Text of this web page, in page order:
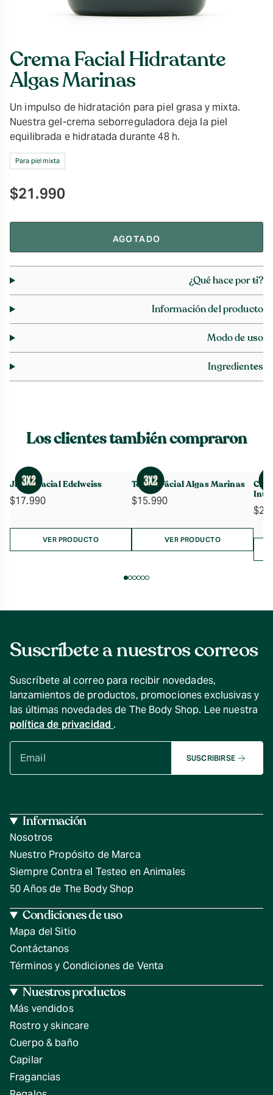
Crema Facial Hidratante
Algas Marinas
Un impulso de hidratación para piel grasa y mixta.
Nuestra gel-crema seborreguladora deja la piel
equilibrada e hidratada durante 48 h.
Para piel mixta
$21.990
AGOTADO
¿Qué hace por ti?
Información del producto
Modo de uso
Ingredientes
Los clientes también compraron
Jabón Facial Edelweiss
$17.990
VER PRODUCTO
Tónico Fácial Algas Marinas
$15.990
VER PRODUCTO
$
Suscríbete a nuestros correos
Suscríbete al correo para recibir novedades,
lanzamientos de productos, promociones exclusivas y
las últimas novedades de The Body Shop. Lee nuestra
política de privacidad .
SUSCRIBIRSE
Información
Nosotros
Nuestro Propósito de Marca
Siempre Contra el Testeo en Animales
50 Años de The Body Shop
Condiciones de uso
Mapa del Sitio
Contáctanos
Términos y Condiciones de Venta
Nuestros productos
Más vendidos
Rostro y skincare
Cuerpo & baño
Capilar
Fragancias